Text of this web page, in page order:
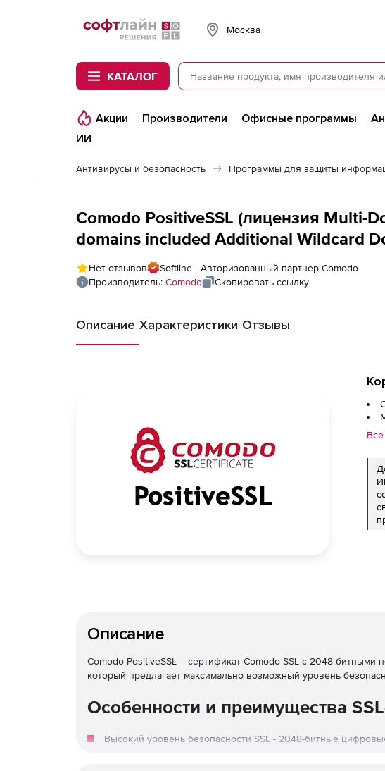
Softline
Москва
КАТАЛОГ
Акции Производители Офисные программы
ИИ
Антивирусы и безопасность Программы для защиты
Comodo PositiveSSL (лицензия Multi-
domains included Additional Wildcard
Нет отзывов
Softline - Авторизованный партнер Comodo
Производитель: Comodo Скопировать ссылку
Описание Характеристики Отзывы
Все
Описание
Comodo PositiveSSL – сертификат Comodo SSL с 2048-
который предлагает максимально возможный уровень
Особенности и преимущества
Высокий уровень безопасности SSL - 2048-битные